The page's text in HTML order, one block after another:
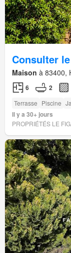
Consulter
Maison à 83400,
6 2
Terrasse Piscine
Il y a 30+ jours
PROPRIÉTÉS LE